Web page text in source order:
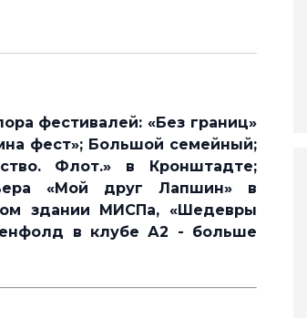
фестивалей: «Без границ»
фест»; Большой семейный;
Флот.» в Кронштадте;
«Мой друг Лапшин» в
здании МИСПа, «Шедевры
в клубе А2 - больше